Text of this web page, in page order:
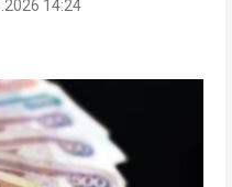
14:24